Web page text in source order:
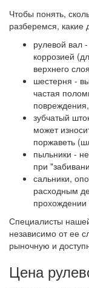
Чтобы понять,
разберемся, какие
рулевой вал
коррозией
верхнего
шестерня -
частая
зубчатый
может
поржаветь
пыльники -
при
сальники,
расходным
Специалисты
независимо от ее
рыночную и
Цена